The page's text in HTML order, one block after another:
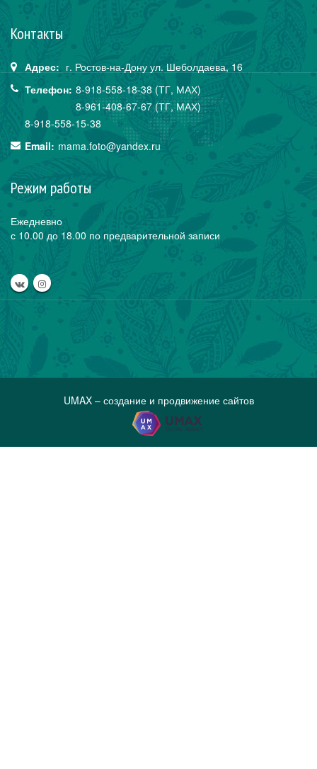
Контакты
Адрес: г. Ростов-на-Дону ул. Шеболдаева, 16
Телефон: 8-918-558-18-38 (ТГ, МАХ)
8-961-408-67-67 (ТГ, МАХ)
8-918-558-15-38
Email: mama.foto@yandex.ru
Режим работы
Ежедневно
с 10.00 до 18.00 по предварительной записи
UMAX – создание и продвижение сайтов